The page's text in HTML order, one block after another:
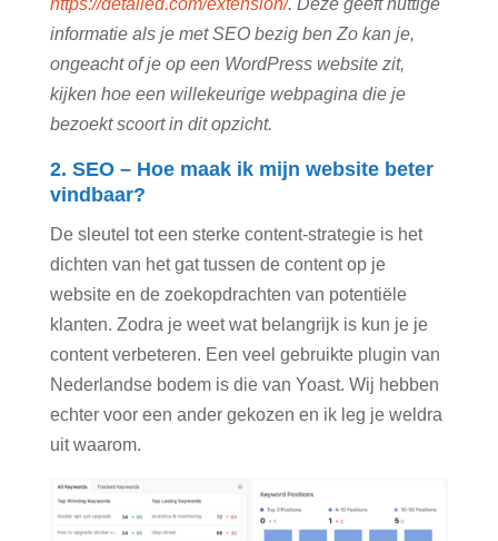
https://detailed.com/extension/. Deze geeft nuttige
informatie als je met SEO bezig ben Zo kan je,
ongeacht of je op een WordPress website zit,
kijken hoe een willekeurige webpagina die je
bezoekt scoort in dit opzicht.
2. SEO – Hoe maak ik mijn website beter
vindbaar?
De sleutel tot een sterke content-strategie is het
dichten van het gat tussen de content op je
website en de zoekopdrachten van potentiële
klanten. Zodra je weet wat belangrijk is kun je je
content verbeteren. Een veel gebruikte plugin van
Nederlandse bodem is die van Yoast. Wij hebben
echter voor een ander gekozen en ik leg je weldra
uit waarom.